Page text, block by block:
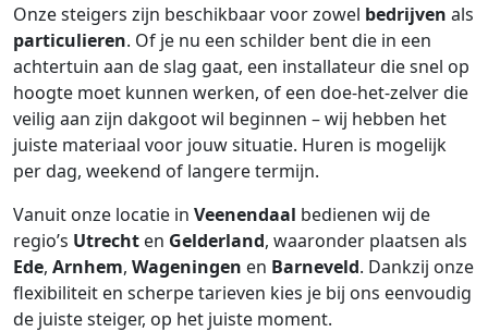
Onze steigers zijn beschikbaar voor zowel bedrijven als
particulieren. Of je nu een schilder bent die in een
achtertuin aan de slag gaat, een installateur die snel op
hoogte moet kunnen werken, of een doe-het-zelver die
veilig aan zijn dakgoot wil beginnen – wij hebben het
juiste materiaal voor jouw situatie. Huren is mogelijk
per dag, weekend of langere termijn.
Vanuit onze locatie in Veenendaal bedienen wij de
regio’s Utrecht en Gelderland, waaronder plaatsen als
Ede, Arnhem, Wageningen en Barneveld. Dankzij onze
flexibiliteit en scherpe tarieven kies je bij ons eenvoudig
de juiste steiger, op het juiste moment.